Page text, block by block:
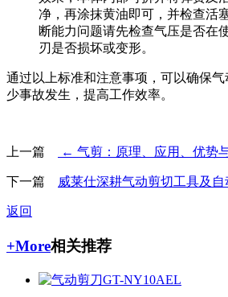
净，再涂抹黄油即可，并检查活
断能力问题请先检查气压是否在
刃是否损坏或变形。
通过以上标准和注意事项，可以确保
少事故发生，提高工作效率。
上一篇 ← 气剪：原理、应用、优势
下一篇 威莱仕深耕气动剪切工具及
返回
+More相关推荐